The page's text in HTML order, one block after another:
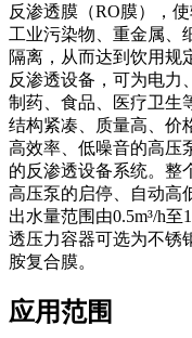
反渗透膜（RO膜），
工业污染物、重金属、
隔离，从而达到饮用规
反渗透设备，可为电力
制药、食品、医疗卫生
结构紧凑、质量高、价
高效率、低噪音的高压
的反渗透设备系统。整
高压泵的启停、自动高
出水量范围由0.5m³/h
透压力容器可选为不锈
胺复合膜。
应用范围